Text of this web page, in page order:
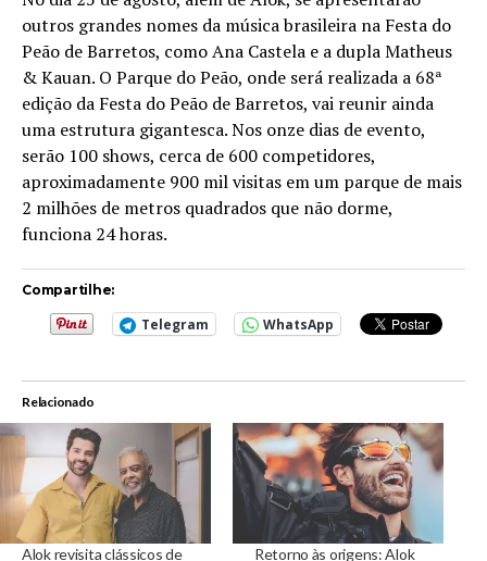
outros grandes nomes da música brasileira na Festa do
Peão de Barretos, como Ana Castela e a dupla Matheus
& Kauan. O Parque do Peão, onde será realizada a 68ª
edição da Festa do Peão de Barretos, vai reunir ainda
uma estrutura gigantesca. Nos onze dias de evento,
serão 100 shows, cerca de 600 competidores,
aproximadamente 900 mil visitas em um parque de mais
2 milhões de metros quadrados que não dorme,
funciona 24 horas.
Compartilhe:
Telegram WhatsApp
Relacionado
Alok revisita clássicos de
Retorno às origens: Alok